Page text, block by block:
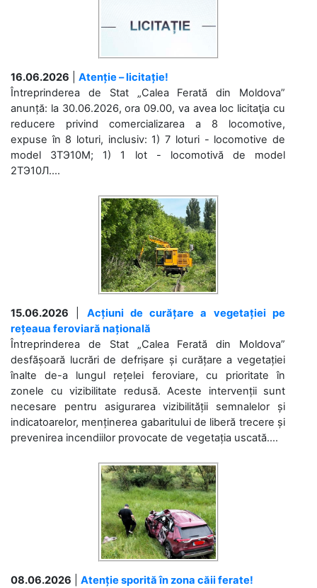
16.06.2026
Atenție – licitație!
Întreprinderea de Stat „Calea Ferată din Moldova”
anunță: la 30.06.2026, ora 09.00, va avea loc licitaţia cu
reducere privind comercializarea a 8 locomotive,
expuse în 8 loturi, inclusiv: 1) 7 loturi - locomotive de
model 3ТЭ10М; 1) 1 lot - locomotivă de model
2ТЭ10Л....
15.06.2026
Acțiuni de curățare a vegetației pe
rețeaua feroviară națională
Întreprinderea de Stat „Calea Ferată din Moldova”
desfășoară lucrări de defrișare și curățare a vegetației
înalte de-a lungul rețelei feroviare, cu prioritate în
zonele cu vizibilitate redusă. Aceste intervenții sunt
necesare pentru asigurarea vizibilității semnalelor și
indicatoarelor, menținerea gabaritului de liberă trecere și
prevenirea incendiilor provocate de vegetația uscată....
08.06.2026
Atenție sporită în zona căii ferate!